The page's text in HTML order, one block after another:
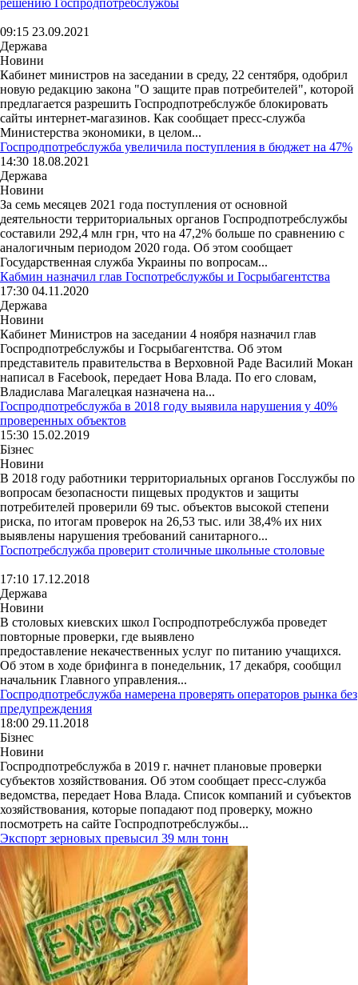
решению Госпродпотребслужбы
09:15 23.09.2021
Держава
Новини
Кабинет министров на заседании в среду, 22 сентября, одобрил
новую редакцию закона "О защите прав потребителей", которой
предлагается разрешить Госпродпотребслужбе блокировать
сайты интернет-магазинов. Как сообщает пресс-служба
Министерства экономики, в целом...
Госпродпотребслужба увеличила поступления в бюджет на 47%
14:30 18.08.2021
Держава
Новини
За семь месяцев 2021 года поступления от основной
деятельности территориальных органов Госпродпотребслужбы
составили 292,4 млн грн, что на 47,2% больше по сравнению с
аналогичным периодом 2020 года. Об этом сообщает
Государственная служба Украины по вопросам...
Кабмин назначил глав Госпотребслужбы и Госрыбагентства
17:30 04.11.2020
Держава
Новини
Кабинет Министров на заседании 4 ноября назначил глав
Госпродпотребслужбы и Госрыбагентства. Об этом
представитель правительства в Верховной Раде Василий Мокан
написал в Facebook, передает Нова Влада. По его словам,
Владислава Магалецкая назначена на...
Госпродпотребслужба в 2018 году выявила нарушения у 40%
проверенных объектов
15:30 15.02.2019
Бізнес
Новини
В 2018 году работники территориальных органов Госслужбы по
вопросам безопасности пищевых продуктов и защиты
потребителей проверили 69 тыс. объектов высокой степени
риска, по итогам проверок на 26,53 тыс. или 38,4% их них
выявлены нарушения требований санитарного...
Госпотребслужба проверит столичные школьные столовые
17:10 17.12.2018
Держава
Новини
В столовых киевских школ Госпродпотребслужба проведет
повторные проверки, где выявлено
предоставление некачественных услуг по питанию учащихся.
Об этом в ходе брифинга в понедельник, 17 декабря, сообщил
начальник Главного управления...
Госпродпотребслужба намерена проверять операторов рынка без
предупреждения
18:00 29.11.2018
Бізнес
Новини
Госпродпотребслужба в 2019 г. начнет плановые проверки
субъектов хозяйствования. Об этом сообщает пресс-служба
ведомства, передает Нова Влада. Список компаний и субъектов
хозяйствования, которые попадают под проверку, можно
посмотреть на сайте Госпродпотребслужбы...
Экспорт зерновых превысил 39 млн тонн